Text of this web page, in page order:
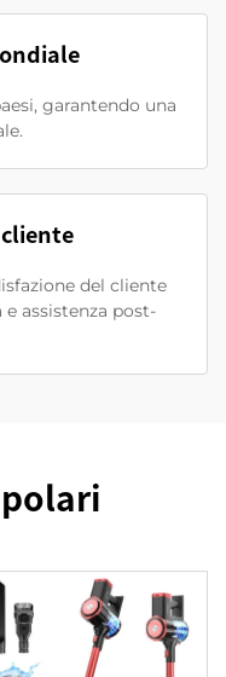
garantendo una
del cliente
assistenza post-